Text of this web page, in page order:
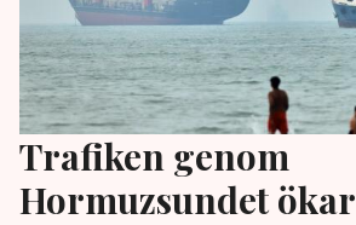
Trafiken genom
Hormuzsundet ökar